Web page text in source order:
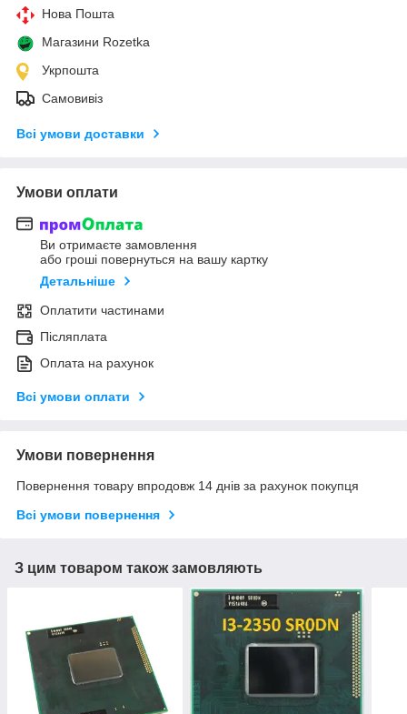
Нова Пошта
Магазини Rozetka
Укрпошта
Самовивіз
Всі умови доставки
Умови оплати
Ви отримаєте замовлення
або гроші повернуться на вашу картку
Детальніше
Оплатити частинами
Післяплата
Оплата на рахунок
Всі умови оплати
Умови повернення
Повернення товару впродовж 14 днів за рахунок покупця
Всі умови повернення
З цим товаром також замовляють